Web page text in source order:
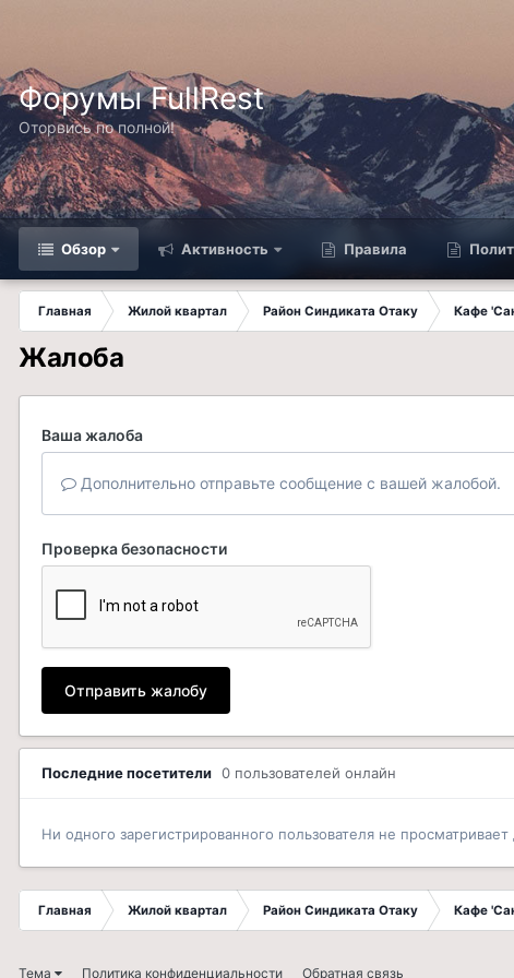
Форумы FullRest
Оторвись по полной!
Обзор Активность Правила
Главная Жилой квартал Район Синдиката Отаку Кафе
Жалоба
Ваша жалоба
Дополнительно отправьте сообщение с вашей жалобой.
Проверка безопасности
Отправить жалобу
Последние посетители 0 пользователей онлайн
Ни одного зарегистрированного пользователя не
Главная Жилой квартал Район Синдиката Отаку Кафе
Тема Политика конфиденциальности Обратная связь